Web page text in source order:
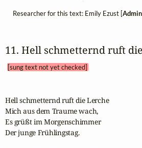
Researcher for this text: Emily Ezust [
11. Hell schmetternd ruft
[sung text not yet checked]
Hell schmetternd ruft die Lerche
Mich aus dem Traume wach,
Es grüßt im Morgenschimmer
Der junge Frühlingstag.